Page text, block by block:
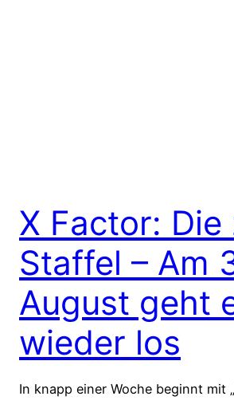
X Factor:
Staffel – Am
August geht
wieder los
In knapp einer Woche beginnt mit